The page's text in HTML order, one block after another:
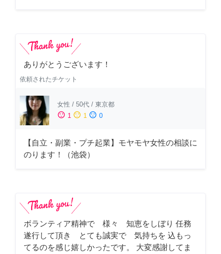
ありがとうございます！
依頼されたチケット
女性 / 50代 / 東京都
sentiment_satisfied 1 sentiment_neutral 1 sentiment_dissatisfied 0
【自立・副業・プチ起業】モヤモヤ女性の相談に
のります！（池袋）
ボランティア精神で 様々 知恵をしぼり 任務
遂行して頂き とても誠実で 気持ちを 込もっ
てるのを感じ嬉しかったです。 大変感謝してま